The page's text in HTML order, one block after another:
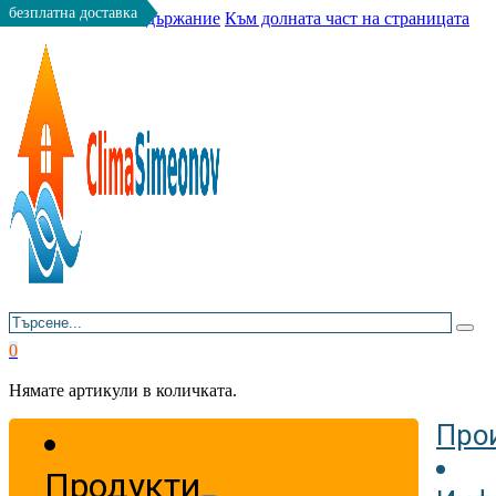
Към основното съдържание Към долната част на страницата
Търсене
0
Нямате артикули в количката.
Продукти
безплатна доставка